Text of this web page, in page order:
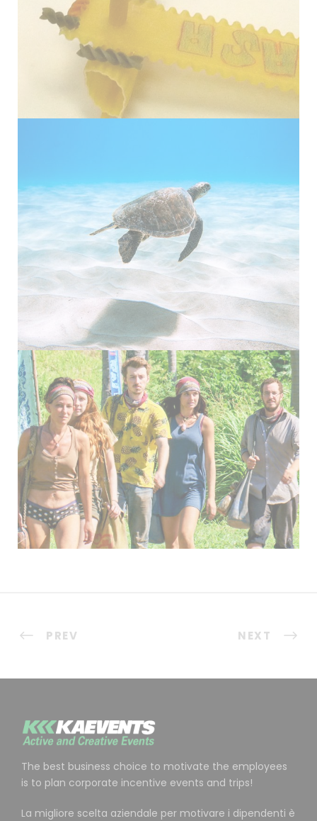
PREV NEXT
The best business choice to motivate the employees
is to plan corporate incentive events and trips!
La migliore scelta aziendale per motivare i dipendenti è